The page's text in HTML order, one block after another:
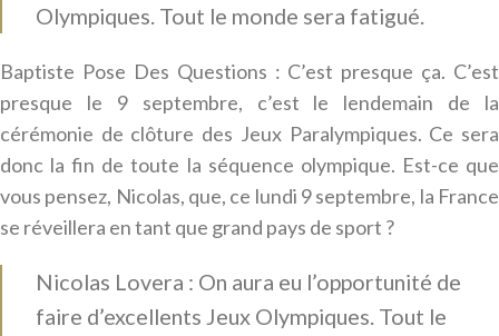
Olympiques. Tout le monde sera fatigué.
Baptiste Pose Des Questions : C’est presque ça. C’est
presque le 9 septembre, c’est le lendemain de la
cérémonie de clôture des Jeux Paralympiques. Ce sera
donc la fin de toute la séquence olympique. Est-ce que
vous pensez, Nicolas, que, ce lundi 9 septembre, la France
se réveillera en tant que grand pays de sport ?
Nicolas Lovera : On aura eu l’opportunité de
faire d’excellents Jeux Olympiques. Tout le